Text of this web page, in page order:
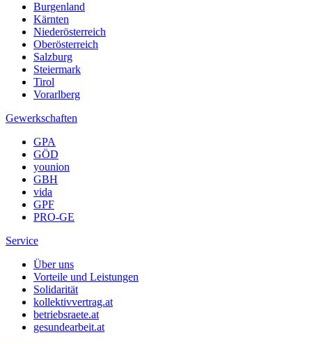
Burgenland
Kärnten
Niederösterreich
Oberösterreich
Salzburg
Steiermark
Tirol
Vorarlberg
Gewerkschaften
GPA
GÖD
younion
GBH
vida
GPF
PRO-GE
Service
Über uns
Vorteile und Leistungen
Solidarität
kollektivvertrag.at
betriebsraete.at
gesundearbeit.at